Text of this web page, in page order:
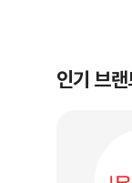
인기 브